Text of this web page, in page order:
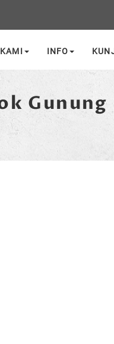
INFO